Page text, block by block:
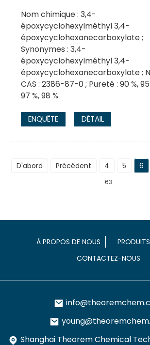
Nom chimique : 3,4-
époxycyclohexylméthyl 3,4-
époxycyclohexanecarboxylate ;
Synonymes : 3,4-
époxycyclohexylméthyl 3,4-
époxycyclohexanecarboxylate ;
CAS : 2386-87-0 ; Pureté : 90 %, 95
97 %, 98 %
ENQUÊTE DÉTAIL
D'abord Précédent 4 5 6
63
À PROPOS DE NOUS PRODUITS
CONTACTEZ-NOUS
Shanghai Theorem Chemical